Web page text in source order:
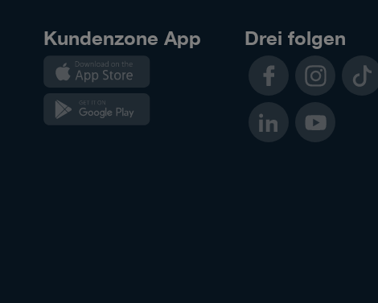
Kundenzone App Drei folgen
InstagramTikTok
YouTube